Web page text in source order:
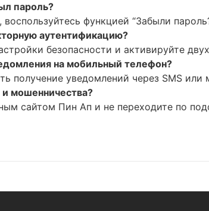
пароль?
функцией “Забыли
аутентификацию?
безопасности и активируйте
на мобильный телефон?
получение уведомлений через SMS
мошенничества?
сайтом Пин Ап и не переходите по